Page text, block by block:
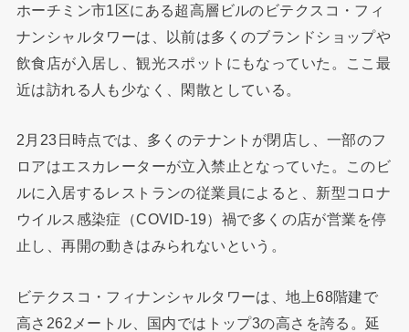
ホーチミン市1区にある超高層ビルのビテクスコ・フィ
ナンシャルタワーは、以前は多くのブランドショップや
飲食店が入居し、観光スポットにもなっていた。ここ最
近は訪れる人も少なく、閑散としている。
2月23日時点では、多くのテナントが閉店し、一部のフ
ロアはエスカレーターが立入禁止となっていた。このビ
ルに入居するレストランの従業員によると、新型コロナ
ウイルス感染症（COVID-19）禍で多くの店が営業を停
止し、再開の動きはみられないという。
ビテクスコ・フィナンシャルタワーは、地上68階建で
高さ262メートル、国内ではトップ3の高さを誇る。延